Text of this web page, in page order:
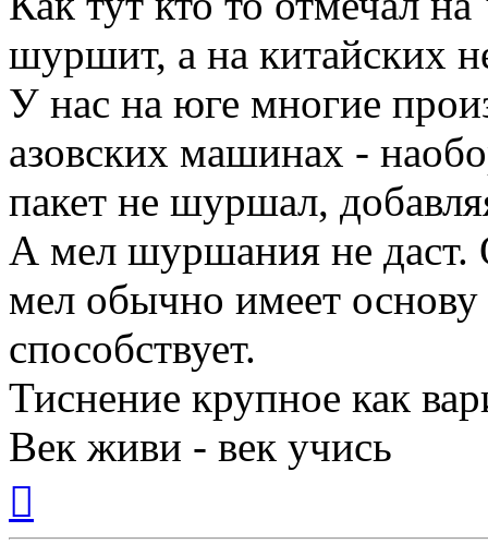
шуршит, а на китайских
У нас на юге многие
азовских машинах -
пакет не шуршал,
А мел шуршания не даст.
мел обычно имеет
способствует.
Тиснение крупное как
Век живи - век учись
началу